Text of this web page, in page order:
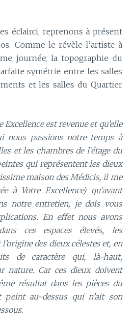
éclairci, reprenons à présent
Comme le révèle l’artiste à
journée, la topographie du
symétrie entre les salles
et les salles du Quartier
est revenue et qu’elle
nous passions notre temps à
et les chambres de l’étage du
qui représentent les dieux
maison des Médicis, il me
à Votre Excellence) qu’avant
notre entretien, je dois vous
En effet nous avons
ces espaces élevés, les
des dieux célestes et, en
de caractère qui, là-haut,
nature. Car ces dieux doivent
résultat dans les pièces du
peint au-dessus qui n’ait son
.